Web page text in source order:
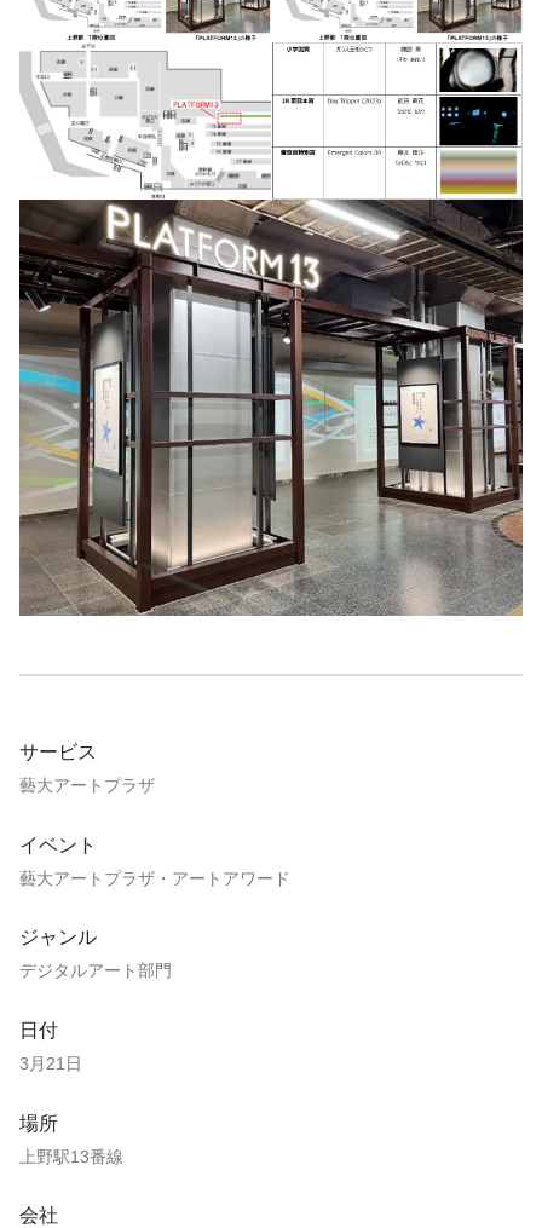
サービス
藝大アートプラザ
イベント
藝大アートプラザ・アートアワード
ジャンル
デジタルアート部門
日付
3月21日
場所
上野駅13番線
会社